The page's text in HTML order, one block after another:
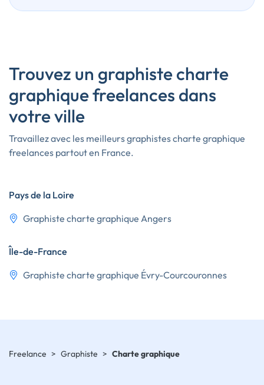
Trouvez un graphiste charte
graphique freelances dans
votre ville
Travaillez avec les meilleurs graphistes charte graphique
freelances partout en France.
Pays de la Loire
Graphiste charte graphique Angers
Île-de-France
Graphiste charte graphique Évry-Courcouronnes
Freelance > Graphiste > Charte graphique